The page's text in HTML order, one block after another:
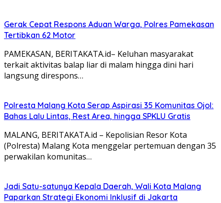
Gerak Cepat Respons Aduan Warga, Polres Pamekasan
Tertibkan 62 Motor
PAMEKASAN, BERITAKATA.id– Keluhan masyarakat
terkait aktivitas balap liar di malam hingga dini hari
langsung direspons…
Polresta Malang Kota Serap Aspirasi 35 Komunitas Ojol:
Bahas Lalu Lintas, Rest Area, hingga SPKLU Gratis
MALANG, BERITAKATA.id – Kepolisian Resor Kota
(Polresta) Malang Kota menggelar pertemuan dengan 35
perwakilan komunitas…
Jadi Satu-satunya Kepala Daerah, Wali Kota Malang
Paparkan Strategi Ekonomi Inklusif di Jakarta